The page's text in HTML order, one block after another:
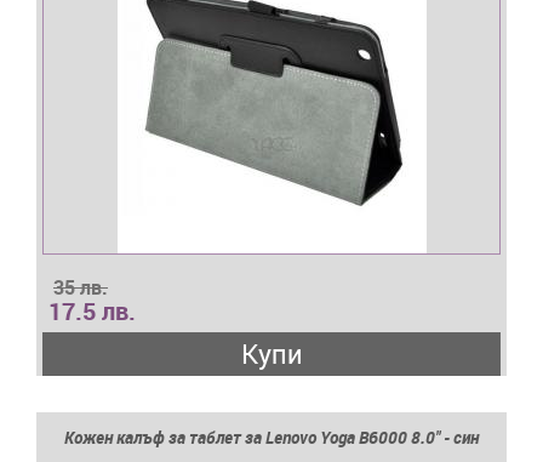
35 лв.
17.5 лв.
Купи
Кожен калъф за таблет за Lenovo Yoga B6000 8.0" - син